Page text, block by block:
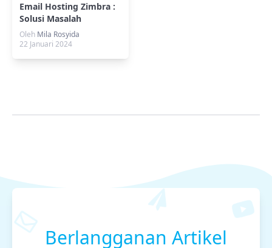
Email Hosting Zimbra :
Solusi Masalah
Manajemen Email Bisnis
Oleh Mila Rosyida
22 Januari 2024
Berlangganan Artikel